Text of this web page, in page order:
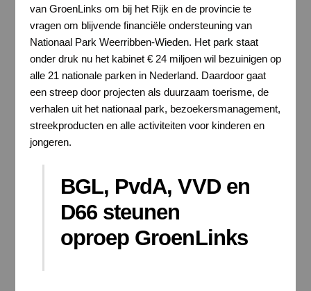
van GroenLinks om bij het Rijk en de provincie te
vragen om blijvende financiële ondersteuning van
Nationaal Park Weerribben-Wieden. Het park staat
onder druk nu het kabinet € 24 miljoen wil bezuinigen op
alle 21 nationale parken in Nederland. Daardoor gaat
een streep door projecten als duurzaam toerisme, de
verhalen uit het nationaal park, bezoekersmanagement,
streekproducten en alle activiteiten voor kinderen en
jongeren.
BGL, PvdA, VVD en
D66 steunen
oproep GroenLinks